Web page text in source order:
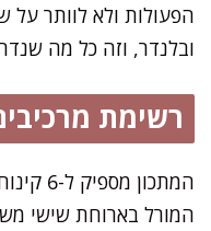
הפעולות ולא לוותר על
ובלנדר, וזה כל מה
רשימת
המורל בארוחת שישי